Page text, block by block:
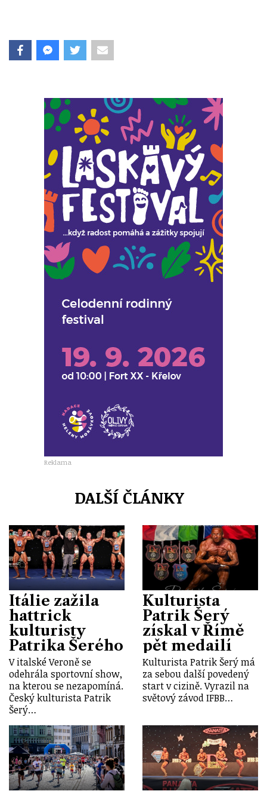
Reklama
DALŠÍ ČLÁNKY
Itálie zažila
hattrick
kulturisty
Patrika Šerého
V italské Veroně se
odehrála sportovní show,
na kterou se nezapomíná.
Český kulturista Patrik
Šerý…
Kulturista
Patrik Šerý
získal v Římě
pět medailí
Kulturista Patrik Šerý má
za sebou další povedený
start v cizině. Vyrazil na
světový závod IFBB…